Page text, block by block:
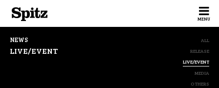
MENU
NEWS
LIVE/EVENT
ALL
RELEASE
LIVE/EVENT
MEDIA
OTHERS